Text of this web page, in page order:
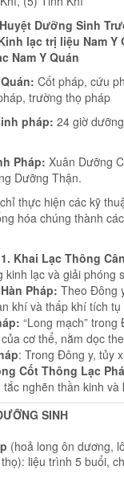
Dưỡng Sinh
lạc trị liệu Nam Y
Nam Y Quán
Cốt pháp, cứu
trường thọ pháp
pháp: 24 giờ
Pháp: Xuân Dưỡng
Dưỡng Thận.
thực hiện các kỹ
hóa chúng thành
Khai Lạc Thông
kinh lạc và giải phóng
Pháp: Theo Đông
khí và thấp khí tích
“Long mạch”
cơ thể, nằm dọc
: Trong Đông y, tủy
Cốt Thông Lạc
nghẽn thần kinh và
SINH
(hoả long ôn dương,
liệu trình 5 buổi,